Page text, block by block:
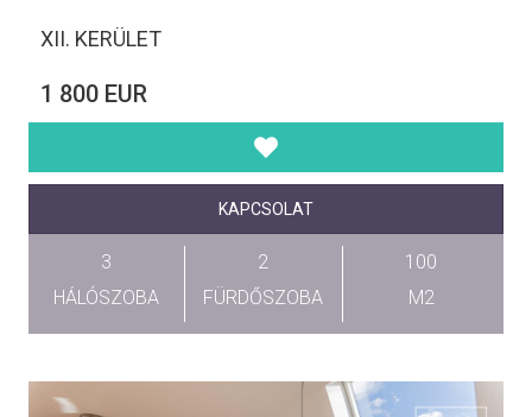
XII. KERÜLET
1 800 EUR
KAPCSOLAT
3
HÁLÓSZOBA
2
FÜRDŐSZOBA
100
M2